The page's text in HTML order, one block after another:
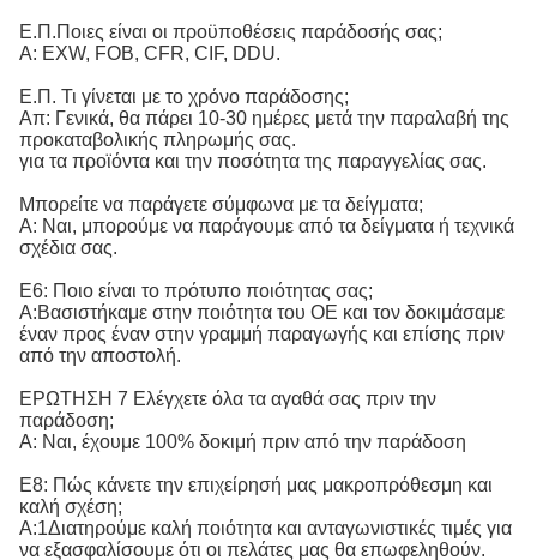
Ε.Π.Ποιες είναι οι προϋποθέσεις παράδοσής σας;
Α: EXW, FOB, CFR, CIF, DDU.
Ε.Π. Τι γίνεται με το χρόνο παράδοσης;
Απ: Γενικά, θα πάρει 10-30 ημέρες μετά την παραλαβή της
προκαταβολικής πληρωμής σας.
για τα προϊόντα και την ποσότητα της παραγγελίας σας.
Μπορείτε να παράγετε σύμφωνα με τα δείγματα;
Α: Ναι, μπορούμε να παράγουμε από τα δείγματα ή τεχνικά
σχέδια σας.
Ε6: Ποιο είναι το πρότυπο ποιότητας σας;
Α:Βασιστήκαμε στην ποιότητα του OE και τον δοκιμάσαμε
έναν προς έναν στην γραμμή παραγωγής και επίσης πριν
από την αποστολή.
ΕΡΩΤΗΣΗ 7 Ελέγχετε όλα τα αγαθά σας πριν την
παράδοση;
Α: Ναι, έχουμε 100% δοκιμή πριν από την παράδοση
Ε8: Πώς κάνετε την επιχείρησή μας μακροπρόθεσμη και
καλή σχέση;
Α:1Διατηρούμε καλή ποιότητα και ανταγωνιστικές τιμές για
να εξασφαλίσουμε ότι οι πελάτες μας θα επωφεληθούν.